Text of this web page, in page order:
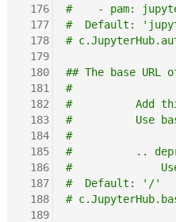
176
177
178
179
180
181
182
183
184
185
186
187
188
189
#    - pam:
#  Default:
#
## The base
#
#          Add this
#          Use
#
#          ..
#              Use
#  Default: '/'
#